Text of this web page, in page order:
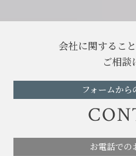
会社に関するこ
ご相談
フォームか
お電話での